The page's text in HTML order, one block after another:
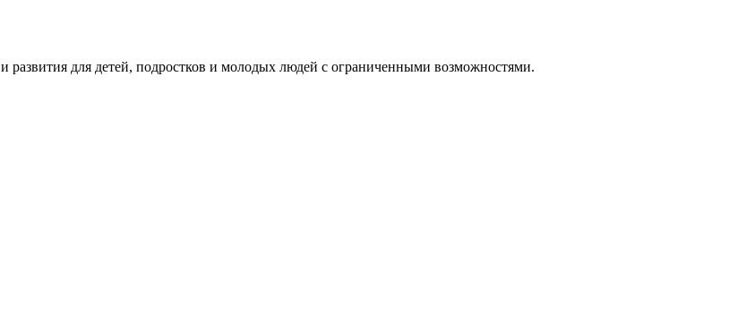
для детей, подростков и молодых людей с ограниченными возможностями.